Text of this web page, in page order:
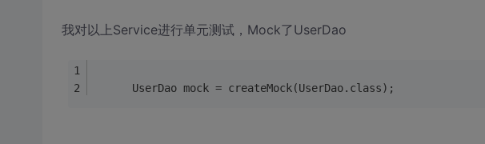
我对以上Service进行单元测试，Mock了UserDao
      UserDao mock = createMock(UserDao.class);